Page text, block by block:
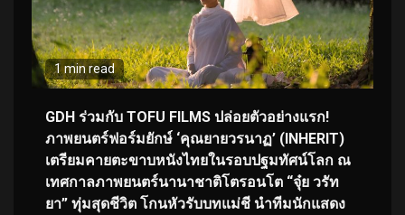
1 min read
GDH ร่วมกับ TOFU FILMS ปล่อยตัวอย่างแรก!
ภาพยนตร์ฟอร์มยักษ์ ‘คุณยายวรนาฏ’ (INHERIT)
เตรียมคายตะขาบหนังไทยในรอบปฐมทัศน์โลก ณ
เทศกาลภาพยนตร์นานาชาติโตรอนโต “จุ๋ย วรัท
ยา” ทุ่มสุดชีวิต โกนหัวรับบทแม่ชี นำทีมนักแสดง